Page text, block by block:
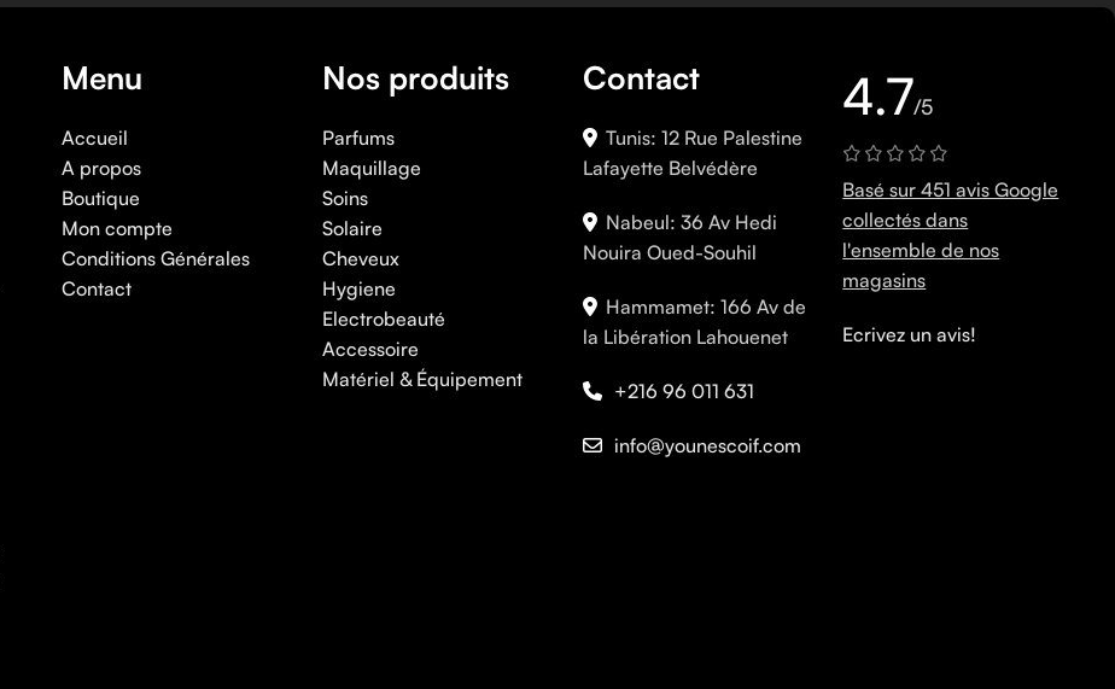
Menu
Accueil
A propos
Boutique
Mon compte
Conditions Générales
Contact
Nos produits
Parfums
Maquillage
Soins
Solaire
Cheveux
Hygiene
Electrobeauté
Accessoire
Matériel & Équipement
Contact
Tunis: 12 Rue Palestine
Lafayette Belvédère
Nabeul: 36 Av Hedi
Nouira Oued-Souhil
Hammamet: 166 Av de
la Libération Lahouenet
+216 96 011 631
info@younescoif.com
4.7/5
Basé sur 451 avis Google
collectés dans
l'ensemble de nos
magasins
Ecrivez un avis!